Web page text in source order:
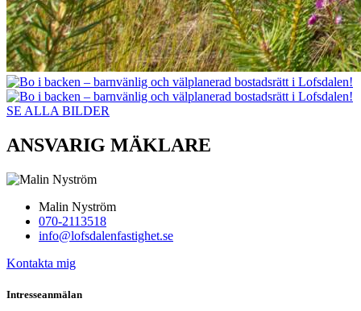
SE ALLA BILDER
ANSVARIG MÄKLARE
Malin Nyström
070-2113518
info@lofsdalenfastighet.se
Kontakta mig
Intresseanmälan